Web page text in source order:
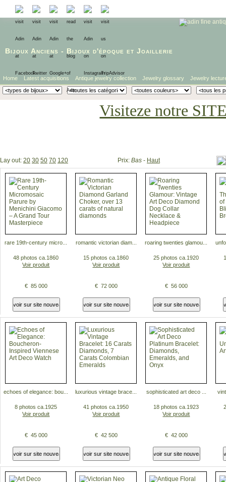
Bijoux Anciens - Bijoux d'époque et Joaillerie
Home Latest acquisitions Antique jewelry collection Jewelry glossary Jewelry
Visiteze notre
Lay out: 20 30 50 70 120 Prix: Bas - Haut
rare 19th-century micro...
48 photos ca.1860
Voir produit
€ 85 000
romantic victorian diam...
15 photos ca.1860
Voir produit
€ 72 000
roaring twenties glamou...
25 photos ca.1920
Voir produit
€ 56 000
echoes of elegance: bou...
8 photos ca.1925
Voir produit
€ 45 000
luxurious vintage brace...
41 photos ca.1950
Voir produit
€ 42 500
sophisticated art deco ...
18 photos ca.1923
Voir produit
€ 42 000